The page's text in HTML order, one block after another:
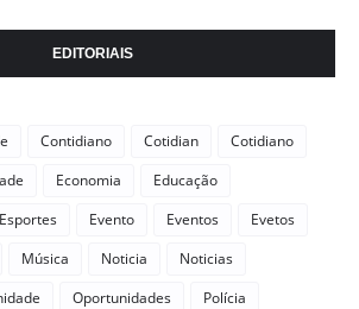
EDITORIAIS
Contidiano Cotidian
Cotidiano
Economia
Educação
Esportes Evento Eventos
Evetos
Música Noticia
Noticias
Oportunidades
Polícia